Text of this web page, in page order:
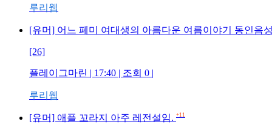
루리웹
[유머] 어느 페미 여대생의 아름다운 여름이야기 동인음성
[26]
플레이그마린 | 17:40 | 조회 0 |
루리웹
[유머] 애플 꼬라지 아주 레전설임. +11